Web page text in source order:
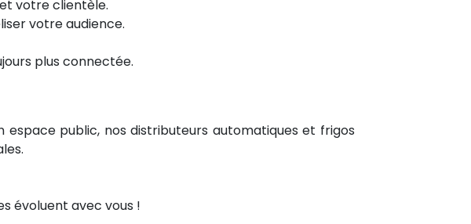
votre clientèle.
votre audience.
plus connectée.
public, nos distributeurs automatiques et frigos
évoluent avec vous !